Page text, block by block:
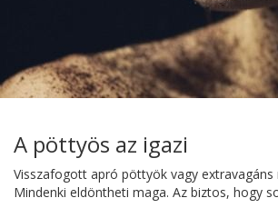
A pöttyös az igazi
Visszafogott apró pöttyök vagy extravagáns
Mindenki eldöntheti maga. Az biztos, hogy